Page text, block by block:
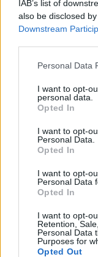
IAB’s list of
also be disclosed
Downstream
Personal Data
I want to opt-
personal data.
Opted In
I want to opt-
Personal Data.
Opted In
I want to opt-
Personal Data
Opted In
I want to opt-
Retention,
Personal Data
Purposes for
Opted Out